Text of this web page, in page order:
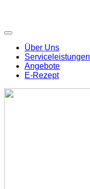
Über Uns
Serviceleistungen
Angebote
E-Rezept